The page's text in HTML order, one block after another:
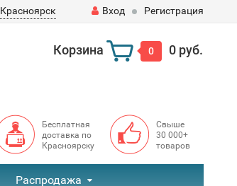
Красноярск Вход Регистрация
Корзина 0 0 руб.
Бесплатная
доставка по
Красноярску
Свыше
30 000+
товаров
Распродажа